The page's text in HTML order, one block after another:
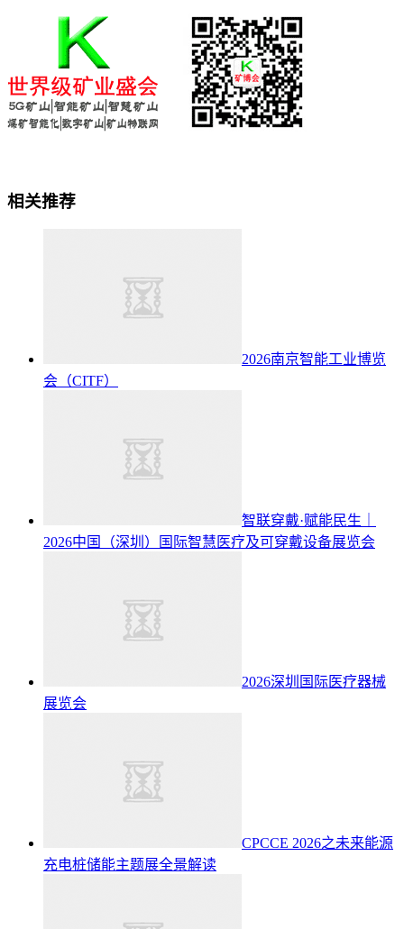
相关推荐
2026南京智能工业博览
会（CITF）
智联穿戴·赋能民生｜
2026中国（深圳）国际智慧医疗及可穿戴设备展览会
2026深圳国际医疗器械
展览会
CPCCE 2026之未来能源
充电桩储能主题展全景解读